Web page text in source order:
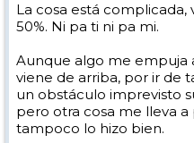
La cosa está
50%. Ni pa ti ni pa mi.
Aunque algo me empuja
viene de arriba, por ir de
un obstáculo imprevisto
pero otra cosa me lleva
tampoco lo hizo bien.